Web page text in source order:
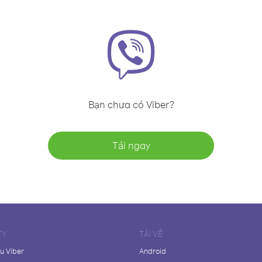
Bạn chưa có Viber?
Tải ngay
Viber
TẢI VỀ
Android